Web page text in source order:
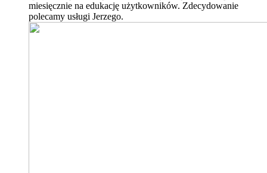
miesięcznie na edukację użytkowników. Zdecydowanie
polecamy usługi Jerzego.